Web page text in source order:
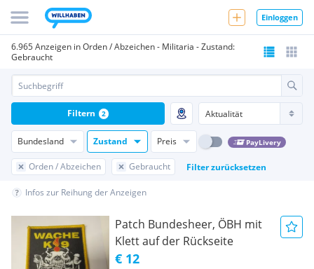
Einloggen
6.965 Anzeigen in Orden / Abzeichen - Militaria - Zustand:
Gebraucht
Bundesland Zustand Preis PayLivery
Orden / Abzeichen Gebraucht Filter zurücksetzen
Filtern 2
Infos zur Reihung der Anzeigen
Patch Bundesheer, ÖBH mit
Klett auf der Rückseite
€ 12